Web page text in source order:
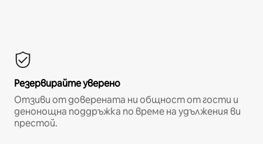
Резервирайте уверено
Отзиви от доверената ни общност от гости и
денонощна поддръжка по време на удължения ви
престой.